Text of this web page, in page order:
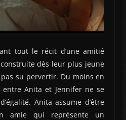
tout le récit d’une amitié
dès leur plus jeune
su pervertir. Du moins en
Anita et Jennifer ne se
Anita assume d’être
amie qui représente un